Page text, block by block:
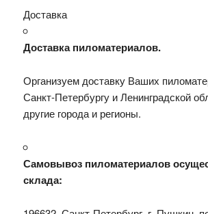
Доставка
Доставка пиломатериалов.
Организуем доставку Ваших
Санкт-Петербургу и Ленинградской
другие города и регионы.
Самовывоз пиломатериалов
склада: